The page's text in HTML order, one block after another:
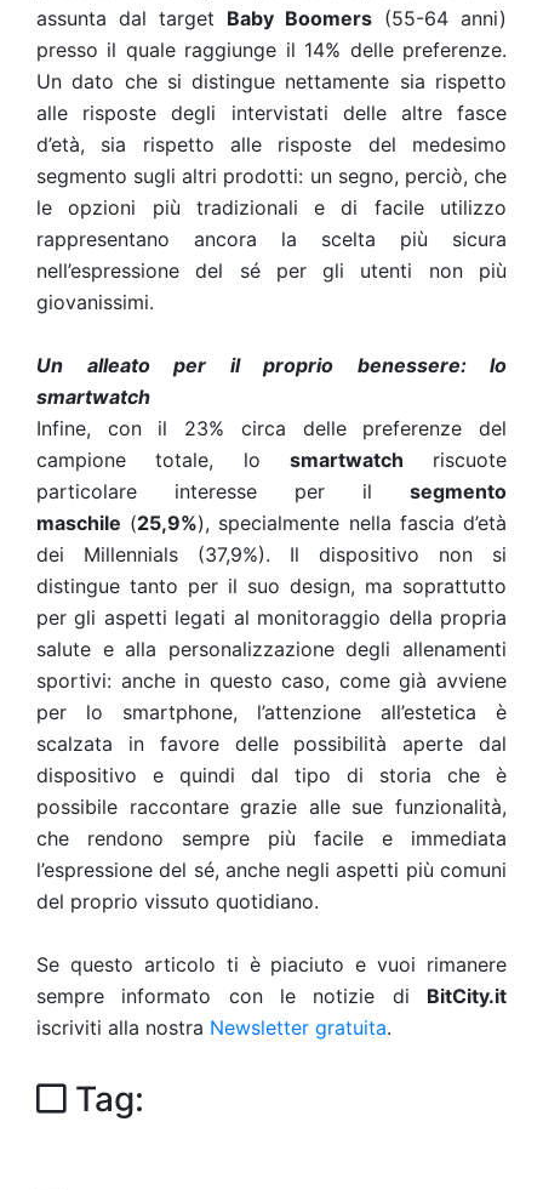
assunta dal target Baby Boomers (55-64 anni)
presso il quale raggiunge il 14% delle preferenze.
Un dato che si distingue nettamente sia rispetto
alle risposte degli intervistati delle altre fasce
d’età, sia rispetto alle risposte del medesimo
segmento sugli altri prodotti: un segno, perciò, che
le opzioni più tradizionali e di facile utilizzo
rappresentano ancora la scelta più sicura
nell’espressione del sé per gli utenti non più
giovanissimi.
Un alleato per il proprio benessere: lo
smartwatch
Infine, con il 23% circa delle preferenze del
campione totale, lo
smartwatch
riscuote
particolare interesse per il
segmento
maschile (25,9%), specialmente nella fascia d’età
dei Millennials (37,9%). Il dispositivo non si
distingue tanto per il suo design, ma soprattutto
per gli aspetti legati al monitoraggio della propria
salute e alla personalizzazione degli allenamenti
sportivi: anche in questo caso, come già avviene
per lo smartphone, l’attenzione all’estetica è
scalzata in favore delle possibilità aperte dal
dispositivo e quindi dal tipo di storia che è
possibile raccontare grazie alle sue funzionalità,
che rendono sempre più facile e immediata
l’espressione del sé, anche negli aspetti più comuni
del proprio vissuto quotidiano.
Se questo articolo ti è piaciuto e vuoi rimanere
sempre informato con le notizie di BitCity.it
iscriviti alla nostra Newsletter gratuita.
Tag: